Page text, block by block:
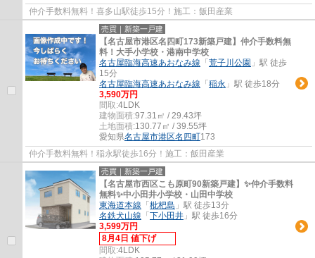
仲介手数料無料！喜多山駅徒歩15分！施工：飯田産業
売買｜新築一戸建
【名古屋市港区名四町173新築戸建】仲介手数料無
料！大手小学校・港南中学校
名古屋臨海高速あおなみ線 「 荒子川公園 」駅 徒歩
15分
名古屋臨海高速あおなみ線 「 稲永 」駅 徒歩18分
3,590万円
間取:4LDK
建物面積:97.31㎡ / 29.43坪
土地面積:130.77㎡ / 39.55坪
愛知県名古屋市港区名四町173
仲介手数料無料！稲永駅徒歩16分！施工：飯田産業
売買｜新築一戸建
【名古屋市西区こも原町90新築戸建】✨️仲介手数料
無料✨️中小田井小学校・山田中学校
東海道本線 「 枇杷島 」駅 徒歩13分
名鉄犬山線 「 下小田井 」駅 徒歩16分
3,599万円
8月4日 値下げ
間取:4LDK